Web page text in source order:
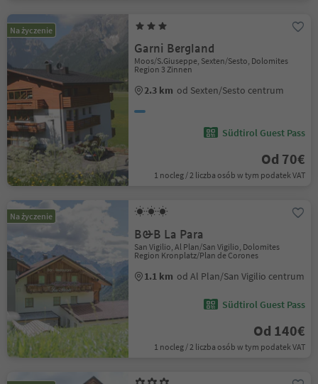
Na życzenie
Garni Bergland
Moos/S.Giuseppe, Sexten/Sesto, Dolomites
Region 3 Zinnen
2.3 km od Sexten/Sesto centrum
Südtirol Guest Pass
Od 70€
1 nocleg / 2 liczba osób w tym podatek VAT
Na życzenie
B&B La Para
San Vigilio, Al Plan/San Vigilio, Dolomites
Region Kronplatz/Plan de Corones
1.1 km od Al Plan/San Vigilio centrum
Südtirol Guest Pass
Od 140€
1 nocleg / 2 liczba osób w tym podatek VAT